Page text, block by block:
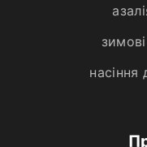
насіння